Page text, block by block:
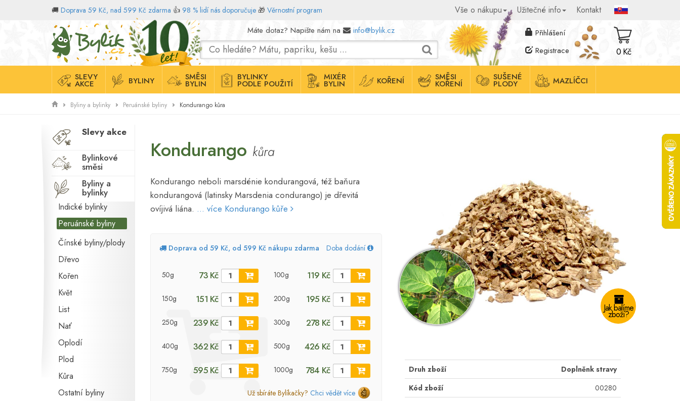
🚚 Doprava 59 Kč, nad 599 Kč zdarma 👍 98 % lidí nás doporučuje 🎁 Věrnostní program Vše o nákupu Užitečné info Kontakt
Domů Máte dotaz? Napište nám na info@bylik.cz
Přihlášení
Registrace
0 Kč
SLEVY
AKCE BYLINY SMĚSI
BYLIN
BYLINKY
PODLE POUŽITÍ
MIXÉR
BYLIN KOŘENÍ SMĚSI
KOŘENÍ
SUŠENÉ
PLODY MAZLÍČCI
Byliny a bylinky Peruánské byliny Kondurango kůra
Slevy akce
Bylinkové
směsi
Byliny a
bylinky
Indické bylinky
Peruánské byliny
Čínské byliny/plody
Dřevo
Kořen
Květ
List
Nať
Oplodí
Plod
Kůra
Ostatní byliny
Kondurango kůra
Kondurango neboli marsdénie kondurangová, též baňura
kondurangová (latinsky Marsdenia condurango) je dřevitá
ovíjivá liána. ... více Kondurango kůře
Doprava od 59 Kč, od 599 Kč nákupu zdarma Doba dodání
50g 73 Kč 100g 119 Kč
150g 151 Kč 200g 195 Kč
250g 239 Kč 300g 278 Kč
400g 362 Kč 500g 426 Kč
750g 595 Kč 1000g 784 Kč
Už sbíráte Bylíkačky? Chci vědět více
Jak balíme
zboží?
Druh zboží
Doplněnk stravy
Kód zboží
00280